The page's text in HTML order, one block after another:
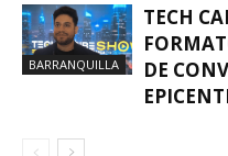
BARRANQUILLA
TECH
DE